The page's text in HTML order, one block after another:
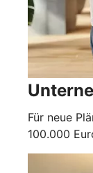
Für neue
100.000